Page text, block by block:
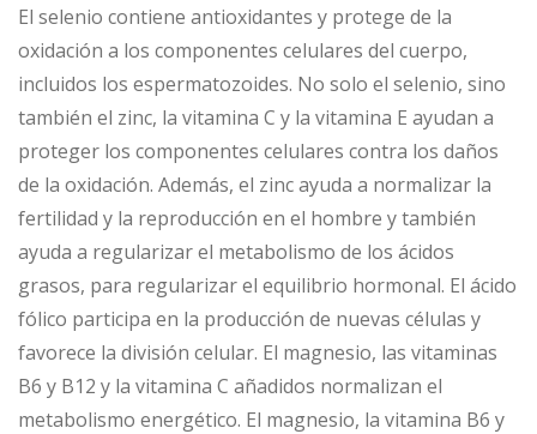
El selenio contiene antioxidantes y protege de la
oxidación a los componentes celulares del cuerpo,
incluidos los espermatozoides. No solo el selenio, sino
también el zinc, la vitamina C y la vitamina E ayudan a
proteger los componentes celulares contra los daños
de la oxidación. Además, el zinc ayuda a normalizar la
fertilidad y la reproducción en el hombre y también
ayuda a regularizar el metabolismo de los ácidos
grasos, para regularizar el equilibrio hormonal. El ácido
fólico participa en la producción de nuevas células y
favorece la división celular. El magnesio, las vitaminas
B6 y B12 y la vitamina C añadidos normalizan el
metabolismo energético. El magnesio, la vitamina B6 y